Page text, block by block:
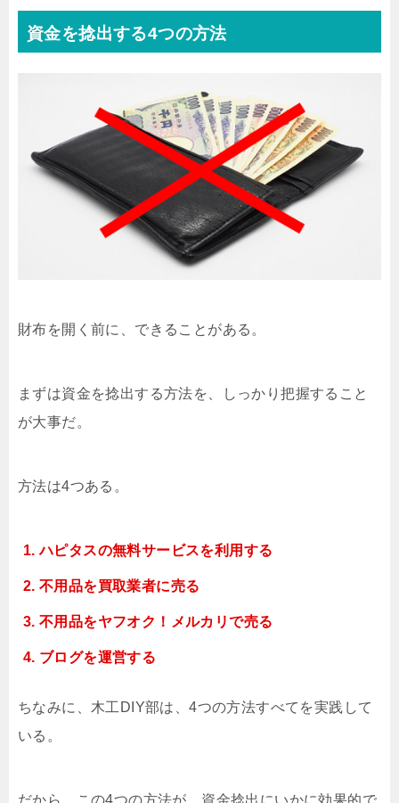
資金を捻出する4つの方法
財布を開く前に、できることがある。
まずは資金を捻出する方法を、しっかり把握すること
が大事だ。
方法は4つある。
ハピタスの無料サービスを利用する
不用品を買取業者に売る
不用品をヤフオク！メルカリで売る
ブログを運営する
ちなみに、木工DIY部は、4つの方法すべてを実践して
いる。
だから、この4つの方法が、資金捻出にいかに効果的で